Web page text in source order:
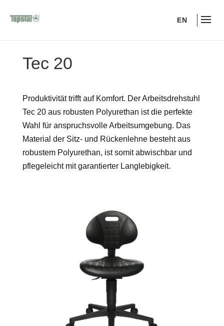
EN
Tec 20
Produktivität trifft auf Komfort. Der Arbeitsdrehstuhl
Tec 20 aus robusten Polyurethan ist die perfekte
Wahl für anspruchsvolle Arbeitsumgebung. Das
Material der Sitz- und Rückenlehne besteht aus
robustem Polyurethan, ist somit abwischbar und
pflegeleicht mit garantierter Langlebigkeit.